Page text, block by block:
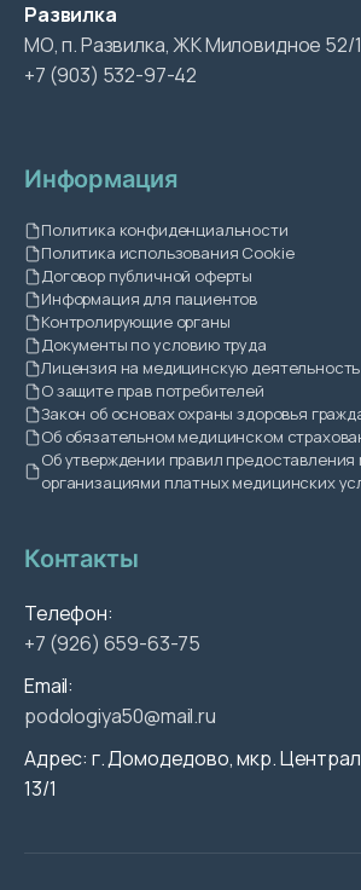
Развилка
МО, п. Развилка, ЖК Миловидное 52/1
+7 (903) 532-97-42
Информация
Политика конфиденциальности
Политика использования Cookie
Договор публичной оферты
Информация для пациентов
Контролирующие органы
Документы по условию труда
Лицензия на медицинскую деятельность
О защите прав потребителей
Закон об основах охраны здоровья
Об обязательном медицинском
Об утверждении правил
организациями платных медицинских
Контакты
Телефон:
+7 (926) 659-63-75
Email:
podologiya50@mail.ru
Адрес: г. Домодедово, мкр.
13/1